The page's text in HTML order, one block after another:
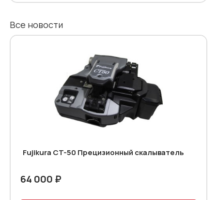
Все новости
Fujikura CT-50 Прецизионный скалыватель
64 000 ₽